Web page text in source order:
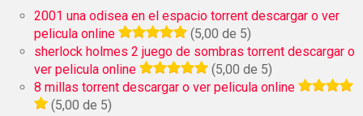
2001 una odisea en el espacio torrent descargar o ver
pelicula online
(5,00 de 5)
sherlock holmes 2 juego de sombras torrent descargar o
ver pelicula online
(5,00 de 5)
8 millas torrent descargar o ver pelicula online
(5,00 de 5)